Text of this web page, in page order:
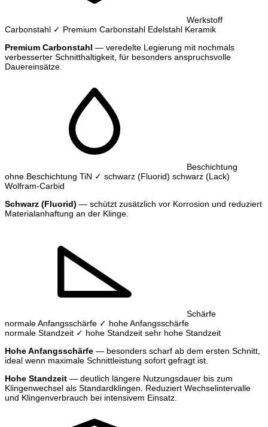
Werkstoff
Carbonstahl ✓ Premium Carbonstahl Edelstahl Keramik
Premium Carbonstahl — veredelte Legierung mit nochmals
verbesserter Schnitthaltigkeit, für besonders anspruchsvolle
Dauereinsätze.
Beschichtung
ohne Beschichtung TiN ✓ schwarz (Fluorid) schwarz (Lack)
Wolfram-Carbid
Schwarz (Fluorid) — schützt zusätzlich vor Korrosion und reduziert
Materialanhaftung an der Klinge.
Schärfe
normale Anfangsschärfe ✓ hohe Anfangsschärfe
normale Standzeit ✓ hohe Standzeit sehr hohe Standzeit
Hohe Anfangsschärfe — besonders scharf ab dem ersten Schnitt,
ideal wenn maximale Schnittleistung sofort gefragt ist.
Hohe Standzeit — deutlich längere Nutzungsdauer bis zum
Klingenwechsel als Standardklingen. Reduziert Wechselintervalle
und Klingenverbrauch bei intensivem Einsatz.